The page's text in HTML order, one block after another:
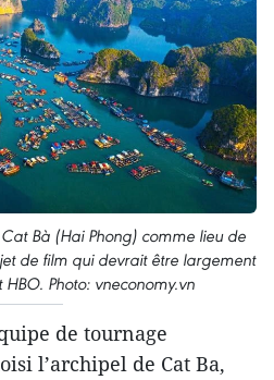
Bà (Hai Phong) comme lieu de
de film qui devrait être largement
Photo: vneconomy.vn
de tournage
l’archipel de Cat Ba,